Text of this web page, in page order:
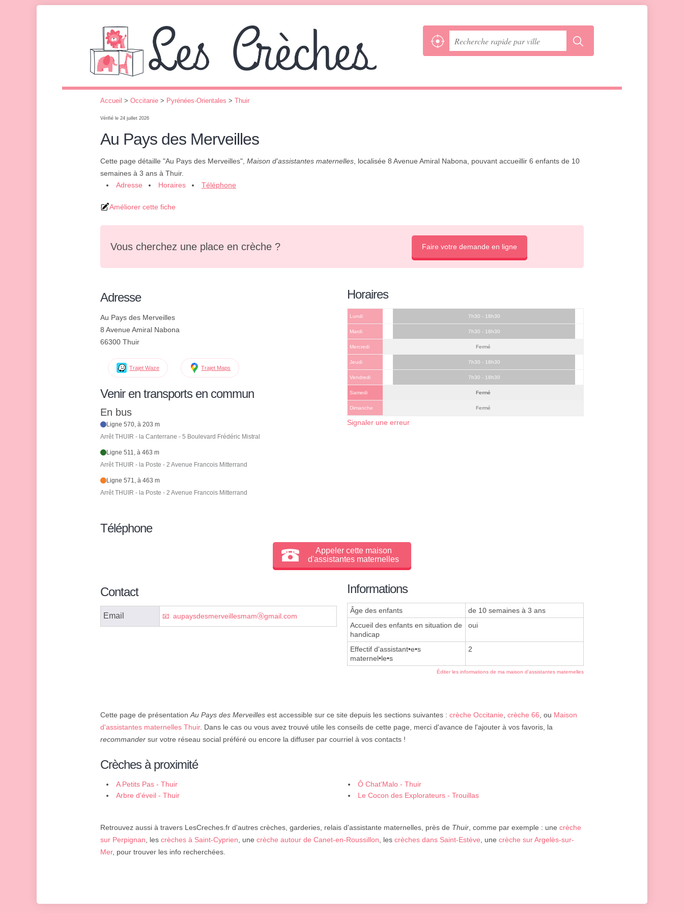
Accueil > Occitanie > Pyrénées-Orientales > Thuir
Vérifié le 24 juillet 2026
Au Pays des Merveilles
Cette page détaille "Au Pays des Merveilles", Maison d'assistantes maternelles , localisée 8 Avenue Amiral Nabona, pouvant accueillir 6 enfants de 10
semaines à 3 ans à Thuir.
Adresse
Horaires Téléphone
Améliorer cette fiche
Vous cherchez une place en crèche ? Faire votre demande en ligne
Adresse
Au Pays des Merveilles
8 Avenue Amiral Nabona
66300 Thuir
Trajet Waze Trajet Maps
Venir en transports en commun
En bus
Ligne 570, à 203 m
Arrêt THUIR - la Canterrane - 5 Boulevard Frédéric Mistral
Ligne 511, à 463 m
Arrêt THUIR - la Poste - 2 Avenue Francois Mitterrand
Ligne 571, à 463 m
Arrêt THUIR - la Poste - 2 Avenue Francois Mitterrand
Horaires
Lundi 7h30 - 18h30
Mardi 7h30 - 18h30
Mercredi Fermé
Jeudi 7h30 - 18h30
Vendredi 7h30 - 18h30
Samedi Fermé
Dimanche Fermé
Signaler une erreur
Téléphone
Appeler cette maison
d'assistantes maternelles
Contact
Email aupaysdesmerveillesmamⓐgmail.com
Informations
Âge des enfants
de 10 semaines à 3 ans
Accueil des enfants en situation de
handicap
oui
Effectif d'assistant•e•s
maternel•le•s
2
Éditer les informations de ma maison d'assistantes maternelles
Cette page de présentationAu Pays des Merveilles est accessible sur ce site depuis les sections suivantes : crèche Occitanie, crèche 66, ou Maison
d'assistantes maternelles Thuir. Dans le cas ou vous avez trouvé utile les conseils de cette page, merci d'avance de l'ajouter à vos favoris, la
recommander sur votre réseau social préféré ou encore la diffuser par courriel à vos contacts !
Crèches à proximité
A Petits Pas - Thuir
Ô Chat'Malo - Thuir
Arbre d'éveil - Thuir
Le Cocon des Explorateurs - Trouillas
Retrouvez aussi à travers LesCreches.fr d'autres crèches, garderies, relais d'assistante maternelles, près de Thuir, comme par exemple : une crèche
sur Perpignan, les crèches à Saint-Cyprien, une crèche autour de Canet-en-Roussillon, les crèches dans Saint-Estève, une crèche sur Argelès-sur-
Mer, pour trouver les info recherchées.